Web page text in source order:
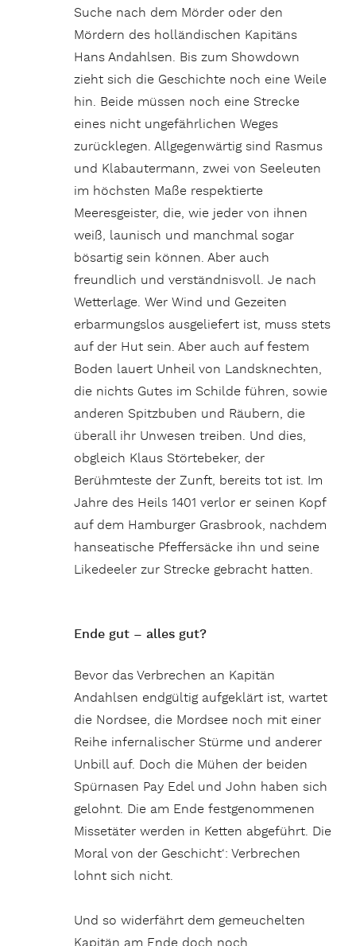
Suche nach dem Mörder oder den
Mördern des holländischen Kapitäns
Hans Andahlsen. Bis zum Showdown
zieht sich die Geschichte noch eine Weile
hin. Beide müssen noch eine Strecke
eines nicht ungefährlichen Weges
zurücklegen. Allgegenwärtig sind Rasmus
und Klabautermann, zwei von Seeleuten
im höchsten Maße respektierte
Meeresgeister, die, wie jeder von ihnen
weiß, launisch und manchmal sogar
bösartig sein können. Aber auch
freundlich und verständnisvoll. Je nach
Wetterlage. Wer Wind und Gezeiten
erbarmungslos ausgeliefert ist, muss stets
auf der Hut sein. Aber auch auf festem
Boden lauert Unheil von Landsknechten,
die nichts Gutes im Schilde führen, sowie
anderen Spitzbuben und Räubern, die
überall ihr Unwesen treiben. Und dies,
obgleich Klaus Störtebeker, der
Berühmteste der Zunft, bereits tot ist. Im
Jahre des Heils 1401 verlor er seinen Kopf
auf dem Hamburger Grasbrook, nachdem
hanseatische Pfeffersäcke ihn und seine
Likedeeler zur Strecke gebracht hatten.
Ende gut – alles gut?
Bevor das Verbrechen an Kapitän
Andahlsen endgültig aufgeklärt ist, wartet
die Nordsee, die Mordsee noch mit einer
Reihe infernalischer Stürme und anderer
Unbill auf. Doch die Mühen der beiden
Spürnasen Pay Edel und John haben sich
gelohnt. Die am Ende festgenommenen
Missetäter werden in Ketten abgeführt. Die
Moral von der Geschicht‘: Verbrechen
lohnt sich nicht.
Und so widerfährt dem gemeuchelten